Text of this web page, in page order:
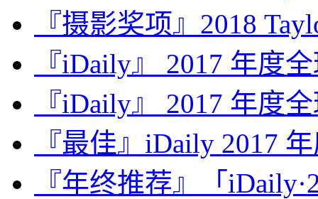
『摄影奖项』2018
『iDaily』 2017 年度
『iDaily』 2017 年度
『最佳』iDaily 2017
『年终推荐』「